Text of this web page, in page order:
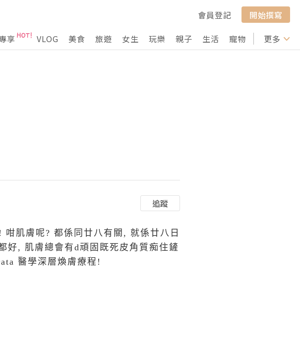
會員登記
開始撰寫
享 VLOG 美食 旅遊 女生 玩樂 親子 生活 寵物 行山 打卡
更多
追蹤
肌膚呢? 都係同廿八有關, 就係廿八日
好, 肌膚總會有d頑固既死皮角質痴住鏟
醫學深層煥膚療程!